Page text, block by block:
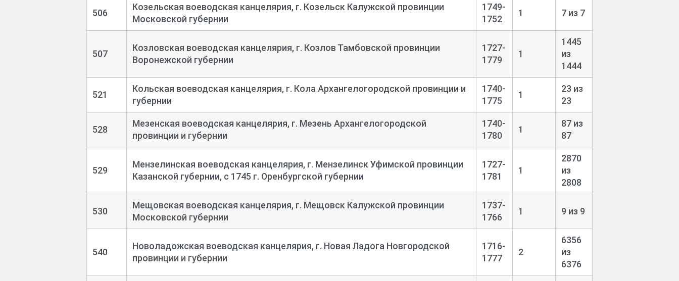
506
Козельская воеводская канцелярия, г. Козельск Калужской провинции
Московской губернии
1749-
1752
1 7 из 7
507
Козловская воеводская канцелярия, г. Козлов Тамбовской провинции
Воронежской губернии
1727-
1779
1
1445
из
1444
521
Кольская воеводская канцелярия, г. Кола Архангелогородской провинции и
губернии
1740-
1775
1
23 из
23
528
Мезенская воеводская канцелярия, г. Мезень Архангелогородской
провинции и губернии
1740-
1780
1
87 из
87
529
Мензелинская воеводская канцелярия, г. Мензелинск Уфимской провинции
Казанской губернии, с 1745 г. Оренбургской губернии
1727-
1781
1
2870
из
2808
530
Мещовская воеводская канцелярия, г. Мещовск Калужской провинции
Московской губернии
1737-
1766
1 9 из 9
540
Новоладожская воеводская канцелярия, г. Новая Ладога Новгородской
провинции и губернии
1716-
1777
2
6356
из
6376